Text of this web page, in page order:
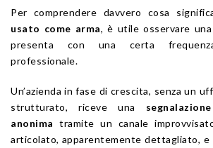
Per comprendere davvero cosa
usato come arma, è utile osservare
presenta con una certa
professionale.
Un’azienda in fase di crescita, senza un
strutturato, riceve una
anonima tramite un canale
articolato, apparentemente dettagliato, e